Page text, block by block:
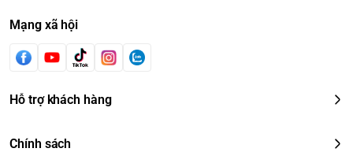
Mạng xã hội
Hỗ trợ khách hàng
Chính sách